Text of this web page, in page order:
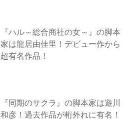
『ハル～総合商社の女～』の脚本
家は龍居由佳里！デビュー作から
超有名作品！
『同期のサクラ』の脚本家は遊川
和彦！過去作品が桁外れに有名！